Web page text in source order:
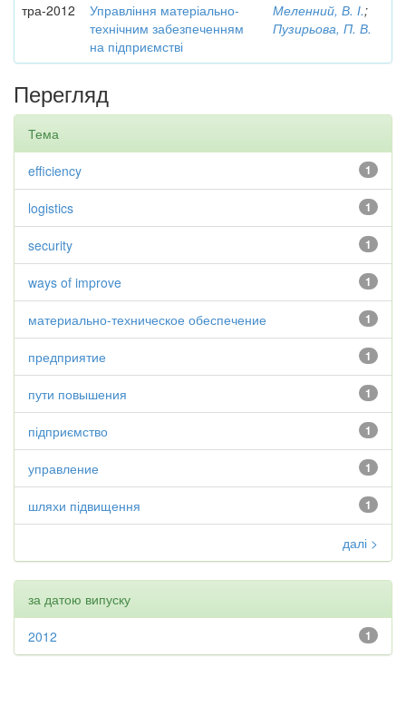
тра-2012
Управління матеріально-
технічним забезпеченням
на підприємстві
Меленний, В. І.;
Пузирьова, П. В.
Перегляд
Тема
1
efficiency
1
logistics
1
security
1
ways of improve
1
материально-техническое обеспечение
1
предприятие
1
пути повышения
1
підприємство
1
управление
1
шляхи підвищення
далі >
за датою випуску
1
2012